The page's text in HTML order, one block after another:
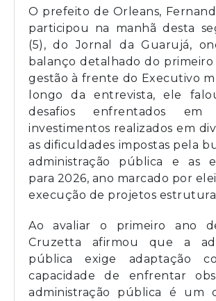
O prefeito de Orleans,
participou na manhã desta
(5), do Jornal da Guarujá,
balanço detalhado do primeiro
gestão à frente do Executivo
longo da entrevista, ele
desafios enfrentados
investimentos realizados em
as dificuldades impostas pela
administração pública e as
para 2026, ano marcado por
execução de projetos
Ao avaliar o primeiro ano
Cruzetta afirmou que a
pública exige adaptação
capacidade de enfrentar
administração pública é um